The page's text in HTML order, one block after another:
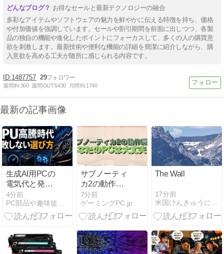
お得なセールと最新テクノロジーの融合
多彩なアイテムやソフトウェアの魅力を鮮やかに伝える特徴を持ち、価格
や付加価値を強調しています。セールや割引期間を前面に出しつつ、各製
品の独自の機能や進化したポイントにフォーカスして、多くの人の購買意
欲を刺激します。最新技術や便利な機能の詳細を簡潔に紹介しながら、購
入意欲を高める工夫が随所に感じられる内容です。
1487757 29
週間IN:360 週間OUT:5430 月間IN:1740
最新の記事画像
生成AI用PCの
電気代と発熱
を抑える方法
｜GPU設定・
冷却・実測の
4分前
サブノーティ
カ2の動作環
境 あなたの
PCは大丈夫？
7分前
ゲーミングPC.jp
The Wall
17分前
米国けんきゅうにっき